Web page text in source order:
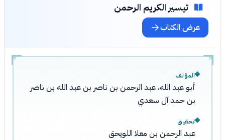
تيسير الكريم الرحمن
عرض الكتاب
المؤلف
أبو عبد الله، عبد الرحمن بن ناصر بن عبد الله بن ناصر
بن حمد آل سعدي
تحقيق
عبد الرحمن بن معلا اللويحق